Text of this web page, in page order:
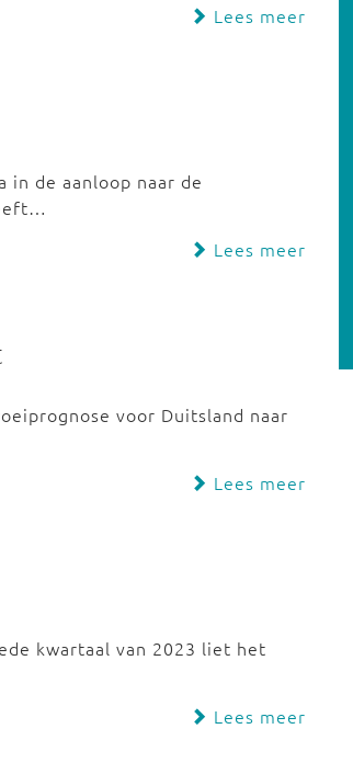
Lees meer
in de aanloop naar de
Lees meer
voor Duitsland naar
Lees meer
kwartaal van 2023 liet het
Lees meer